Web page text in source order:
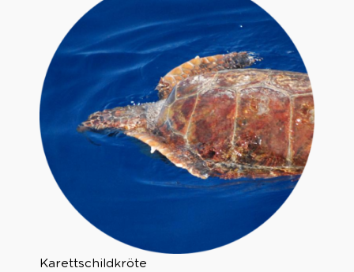
Karettschildkröte